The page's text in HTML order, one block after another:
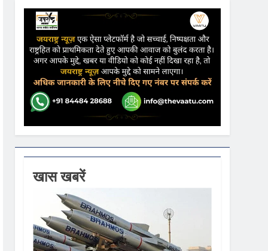
की आशंका
कहा- कार्यक्रम से सरकार का कोई संबंध नहीं
वस्त्रों को मिलेगा बढ़ावा
खास खबरें